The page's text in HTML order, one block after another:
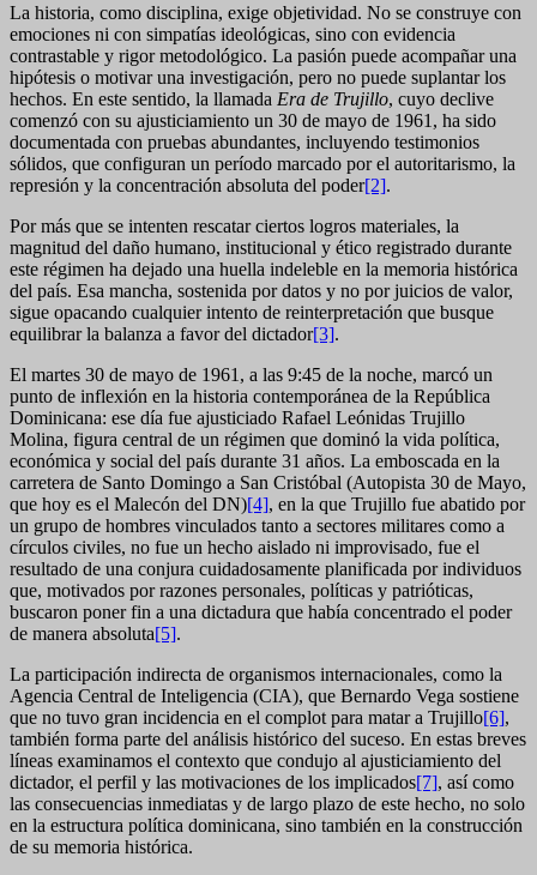
La historia, como disciplina, exige objetividad. No se construye con
emociones ni con simpatías ideológicas, sino con evidencia
contrastable y rigor metodológico. La pasión puede acompañar una
hipótesis o motivar una investigación, pero no puede suplantar los
hechos. En este sentido, la llamada Era de Trujillo, cuyo declive
comenzó con su ajusticiamiento un 30 de mayo de 1961, ha sido
documentada con pruebas abundantes, incluyendo testimonios
sólidos, que configuran un período marcado por el autoritarismo, la
represión y la concentración absoluta del poder[2].
Por más que se intenten rescatar ciertos logros materiales, la
magnitud del daño humano, institucional y ético registrado durante
este régimen ha dejado una huella indeleble en la memoria histórica
del país. Esa mancha, sostenida por datos y no por juicios de valor,
sigue opacando cualquier intento de reinterpretación que busque
equilibrar la balanza a favor del dictador[3].
El martes 30 de mayo de 1961, a las 9:45 de la noche, marcó un
punto de inflexión en la historia contemporánea de la República
Dominicana: ese día fue ajusticiado Rafael Leónidas Trujillo
Molina, figura central de un régimen que dominó la vida política,
económica y social del país durante 31 años. La emboscada en la
carretera de Santo Domingo a San Cristóbal (Autopista 30 de Mayo,
que hoy es el Malecón del DN)[4], en la que Trujillo fue abatido por
un grupo de hombres vinculados tanto a sectores militares como a
círculos civiles, no fue un hecho aislado ni improvisado, fue el
resultado de una conjura cuidadosamente planificada por individuos
que, motivados por razones personales, políticas y patrióticas,
buscaron poner fin a una dictadura que había concentrado el poder
de manera absoluta[5].
La participación indirecta de organismos internacionales, como la
Agencia Central de Inteligencia (CIA), que Bernardo Vega sostiene
que no tuvo gran incidencia en el complot para matar a Trujillo[6],
también forma parte del análisis histórico del suceso. En estas breves
líneas examinamos el contexto que condujo al ajusticiamiento del
dictador, el perfil y las motivaciones de los implicados[7], así como
las consecuencias inmediatas y de largo plazo de este hecho, no solo
en la estructura política dominicana, sino también en la construcción
de su memoria histórica.